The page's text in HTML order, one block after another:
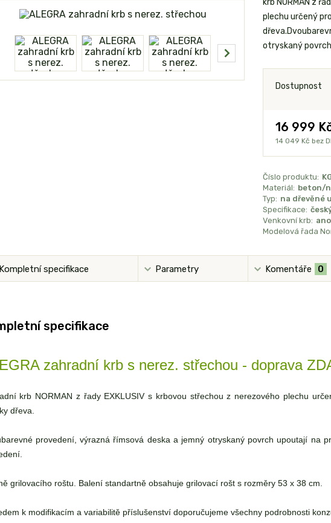
krb NORMAN z
plechu určený
otryskaný
Dostupnost
16 999
14 049 Kč bez
Číslo produktu:
Materiál: beton/
Typ: na dřevěné
Specifikace:
Venkovní krb: ano
Modelová řada
Kompletní specifikace Parametry Komentáře 0
specifikace
zahradní krb s nerez. střechou - doprava
krb NORMAN z řady EXKLUSIV s krbovou střechou z nerezového plechu
dřeva.
provedení, výrazná římsová deska a jemný otryskaný povrch upoutají na
grilovacího roštu. Balení standartně obsahuje grilovací rošt s rozměry 53 x 38 cm.
k modifikacím a variabilitě příslušenství doporučujeme všechny podrobnosti